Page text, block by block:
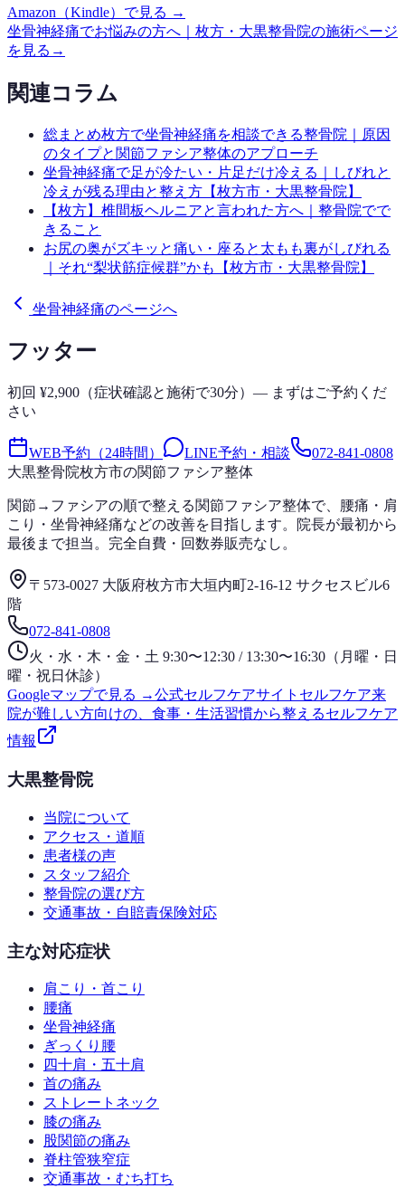
Amazon（Kindle）で見る →
坐骨神経痛でお悩みの方へ｜枚方・大黒整骨院の施術ページ
を見る →
関連コラム
総まとめ枚方で坐骨神経痛を相談できる整骨院｜原因
のタイプと関節ファシア整体のアプローチ
坐骨神経痛で足が冷たい・片足だけ冷える｜しびれと
冷えが残る理由と整え方【枚方市・大黒整骨院】
【枚方】椎間板ヘルニアと言われた方へ｜整骨院でで
きること
お尻の奥がズキッと痛い・座ると太もも裏がしびれる
｜それ“梨状筋症候群”かも【枚方市・大黒整骨院】
坐骨神経痛のページへ
フッター
初回 ¥2,900（症状確認と施術で30分）— まずはご予約くだ
さい
WEB予約（24時間） LINE予約・相談
072-841-0808
大黒整骨院枚方市の関節ファシア整体
関節→ファシアの順で整える関節ファシア整体で、腰痛・肩
こり・坐骨神経痛などの改善を目指します。院長が最初から
最後まで担当。完全自費・回数券販売なし。
〒573-0027 大阪府枚方市大垣内町2-16-12 サクセスビル6
階
072-841-0808
火・水・木・金・土 9:30〜12:30 / 13:30〜16:30（月曜・日
曜・祝日休診）
Googleマップで見る →公式セルフケアサイト セルフケア来
院が難しい方向けの、食事・生活習慣から整えるセルフケア
情報
大黒整骨院
当院について
アクセス・道順
患者様の声
スタッフ紹介
整骨院の選び方
交通事故・自賠責保険対応
主な対応症状
肩こり・首こり
腰痛
坐骨神経痛
ぎっくり腰
四十肩・五十肩
首の痛み
ストレートネック
膝の痛み
股関節の痛み
脊柱管狭窄症
交通事故・むち打ち